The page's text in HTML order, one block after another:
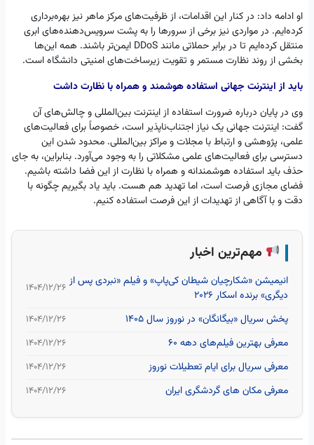
او ادامه داد: در کنار این اقدامات، از ظرفیت‌های مرکز ماهر نیز بهره‌برداری
کرده‌ایم. در مواردی نیز برخی از سرورها را به پشت سرویس‌دهنده‌های ابری
منتقل کرده‌ایم تا در برابر حملاتی مانند DDoS ایمن‌تر باشند. همه این‌ها
بخشی از روند نظارت مستمر و تقویت زیرساخت‌های امنیتی دانشگاه است.
باید از اینترنت جهانی استفاده هوشمند و همراه با نظارت داشت
وی در پایان درباره ضرورت استفاده از اینترنت بین‌المللی و چالش‌های آن
گفت: اینترنت جهانی یک نیاز اجتناب‌ناپذیر است، خصوصاً برای فعالیت‌های
علمی، پژوهشی و ارتباط با مجلات و مراکز بین‌المللی. محدود شدن این
دسترسی برای فعالیت‌های علمی مشکلاتی را به وجود می‌آورد. بنابراین، به جای
حذف باید استفاده هوشمندانه و همراه با نظارت از این فضا داشته باشیم.
فضای مجازی فرصت است، اما تهدید هم هست. باید یاد بگیریم چگونه با
دقت و با آگاهی از تهدیدات از این فرصت استفاده کنیم.
مهم‌ترین اخبار
انیمیشن «شکارچیان شیطان کی‌پاپ» و فیلم «نبردی پس از
دیگری» برنده اسکار 2026
۱۴۰۴/۱۲/۲۶
پخش سریال «بیگانگان» در نوروز سال ۱۴۰۵ ۱۴۰۴/۱۲/۲۶
معرفی بهترین فیلم‌های دهه ۶۰ ۱۴۰۴/۱۲/۲۶
معرفی سریال برای ایام تعطیلات نوروز ۱۴۰۴/۱۲/۲۶
معرفی مکان های گردشگری ایران ۱۴۰۴/۱۲/۲۶